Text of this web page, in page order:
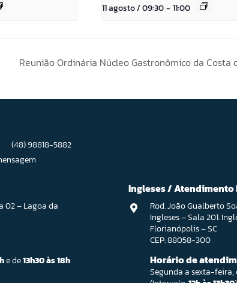
11 agosto / 09:30- 11:00
Reunião Ordinária Núcleo Gastronômico da Costa
(48) 98818-5882
02 – Lagoa da
e de13h30 às 18h
Ingleses / Atendimento
Rod. João Gualberto
Ingleses – Sala 201.
Florianópolis – SC
CEP: 88058-300
Horário de
Segunda a sexta-